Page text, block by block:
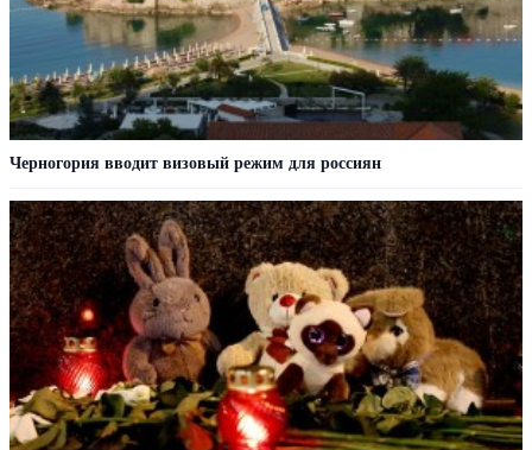
Черногория вводит визовый режим для россиян